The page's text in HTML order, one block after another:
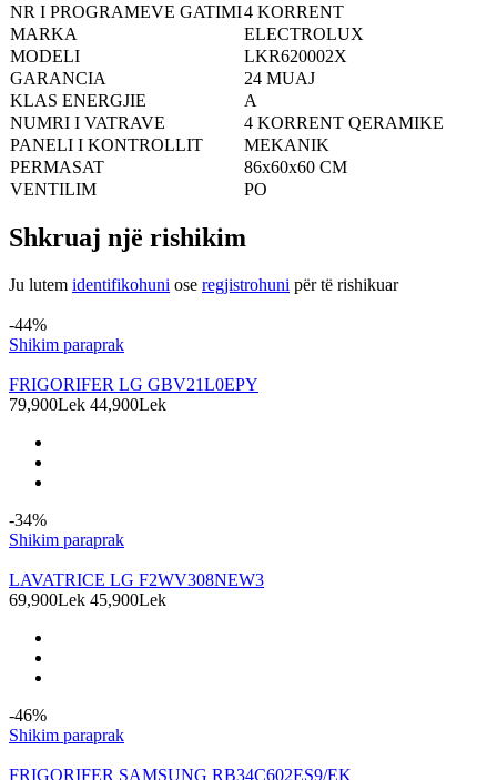
NR I PROGRAMEVE GATIMI4 KORRENT
MARKA
ELECTROLUX
MODELI
LKR620002X
GARANCIA
24 MUAJ
KLAS ENERGJIE
A
NUMRI I VATRAVE
4 KORRENT QERAMIKE
PANELI I KONTROLLIT
MEKANIK
PERMASAT
86x60x60 CM
VENTILIM
PO
Shkruaj një rishikim
Ju lutem identifikohuni ose regjistrohuni për të rishikuar
-44%
Shikim paraprak
FRIGORIFER LG GBV21L0EPY
79,900Lek 44,900Lek
-34%
Shikim paraprak
LAVATRICE LG F2WV308NEW3
69,900Lek 45,900Lek
-46%
Shikim paraprak
FRIGORIFER SAMSUNG RB34C602ES9/EK